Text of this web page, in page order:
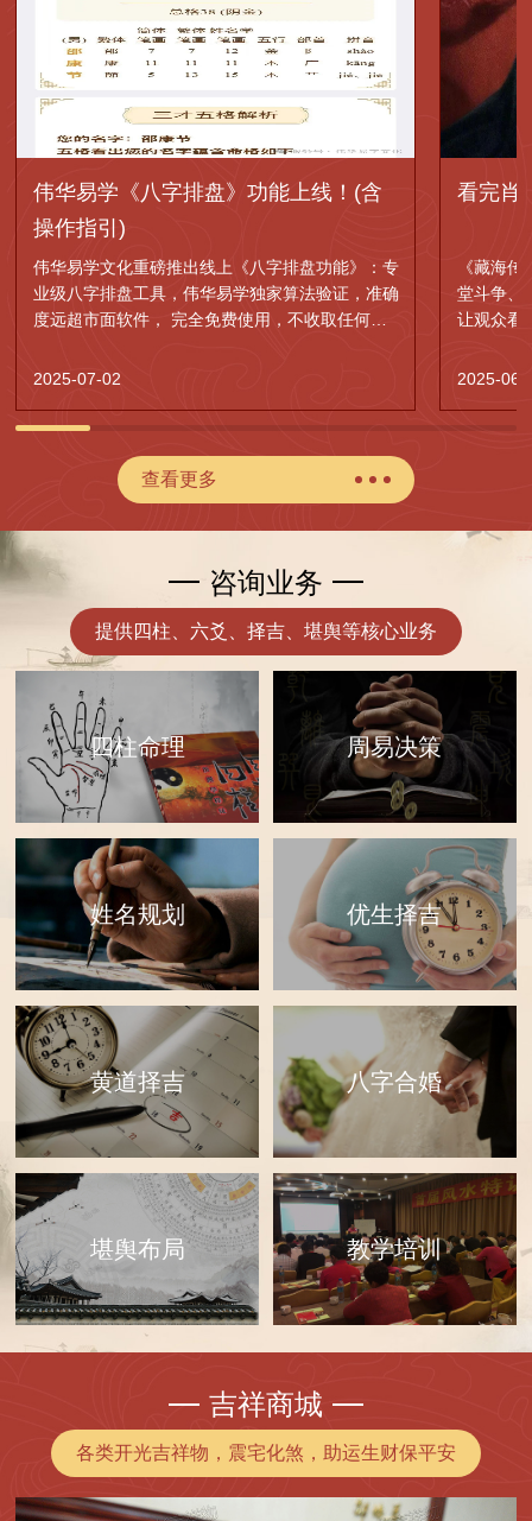
伟华易学《八字排盘》功能上线！(含
操作指引)
伟华易学文化重磅推出线上《八字排盘功能》：专
业级八字排盘工具，伟华易学独家算法验证，准确
度远超市面软件， 完全免费使用，不收取任何费
2025-07-02
看完肖
《藏海
堂斗争、
让观众看
2025-06-
查看更多
咨询业务
提供四柱、六爻、择吉、堪舆等核心业务
四柱命理 周易决策
姓名规划 优生择吉
黄道择吉 八字合婚
堪舆布局 教学培训
吉祥商城
各类开光吉祥物，震宅化煞，助运生财保平安